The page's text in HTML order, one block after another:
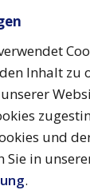
Inhalt zu
und
Sie in
.